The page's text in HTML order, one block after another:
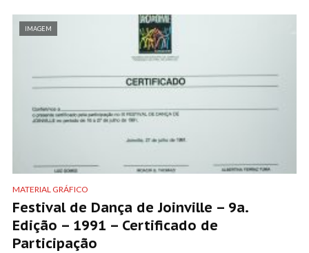
IMAGEM
MATERIAL GRÁFICO
Festival de Dança de Joinville – 9a.
Edição – 1991 – Certificado de
Participação